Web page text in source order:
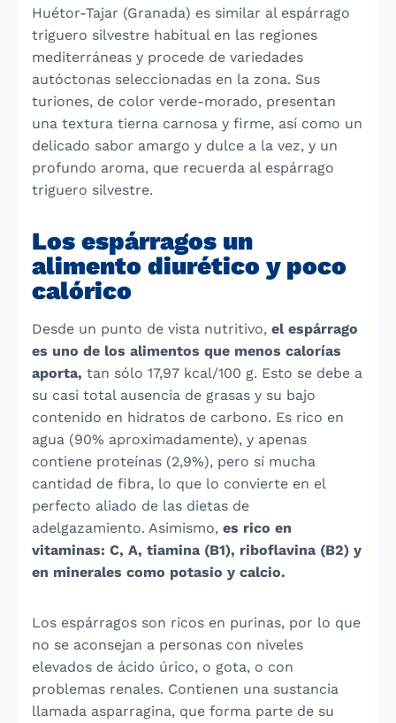
Huétor-Tajar (Granada) es similar al espárrago
triguero silvestre habitual en las regiones
mediterráneas y procede de variedades
autóctonas seleccionadas en la zona. Sus
turiones, de color verde-morado, presentan
una textura tierna carnosa y firme, así como un
delicado sabor amargo y dulce a la vez, y un
profundo aroma, que recuerda al espárrago
triguero silvestre.
Los espárragos un
alimento diurético y poco
calórico
Desde un punto de vista nutritivo, el espárrago
es uno de los alimentos que menos calorías
aporta, tan sólo 17,97 kcal/100 g. Esto se debe a
su casi total ausencia de grasas y su bajo
contenido en hidratos de carbono. Es rico en
agua (90% aproximadamente), y apenas
contiene proteínas (2,9%), pero sí mucha
cantidad de fibra, lo que lo convierte en el
perfecto aliado de las dietas de
adelgazamiento. Asimismo, es rico en
vitaminas: C, A, tiamina (B1), riboflavina (B2) y
en minerales como potasio y calcio.
Los espárragos son ricos en purinas, por lo que
no se aconsejan a personas con niveles
elevados de ácido úrico, o gota, o con
problemas renales. Contienen una sustancia
llamada asparragina, que forma parte de su